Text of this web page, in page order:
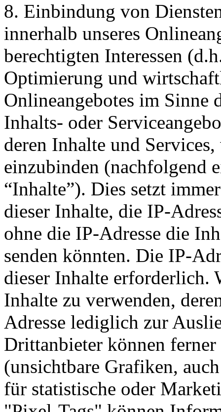
8. Einbindung von
innerhalb unseres
berechtigten Interessen
Optimierung und
Onlineangebotes im
Inhalts- oder
deren Inhalte und
einzubinden (nachfolgend
“Inhalte”). Dies setzt
dieser Inhalte, die IP-
ohne die IP-Adresse die
senden könnten. Die IP-
dieser Inhalte erforderlich.
Inhalte zu verwenden,
Adresse lediglich zur
Drittanbieter können ferner
(unsichtbare Grafiken,
für statistische oder